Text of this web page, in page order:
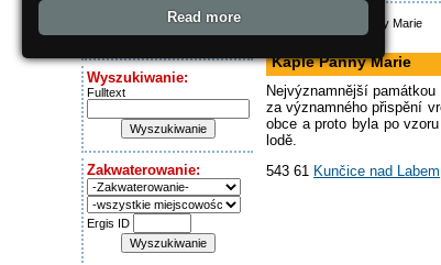
Dziś jest:
Wyszukiwanie:
Fulltext
Zakwaterowanie:
Ergis ID
> Kaple Panny Marie
Kaple Panny Marie
Nejvýznamnější
za významného přispění
obce a proto byla po
lodě.
543 61 Kunčice nad Labem
Read more